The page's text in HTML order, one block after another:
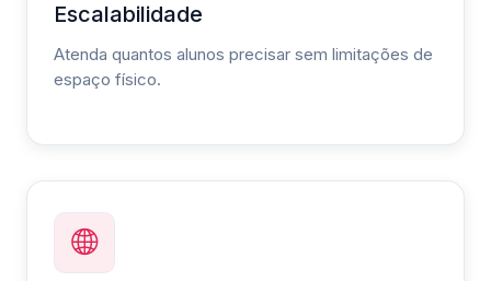
Escalabilidade
Atenda quantos alunos precisar sem limitações de
espaço físico.